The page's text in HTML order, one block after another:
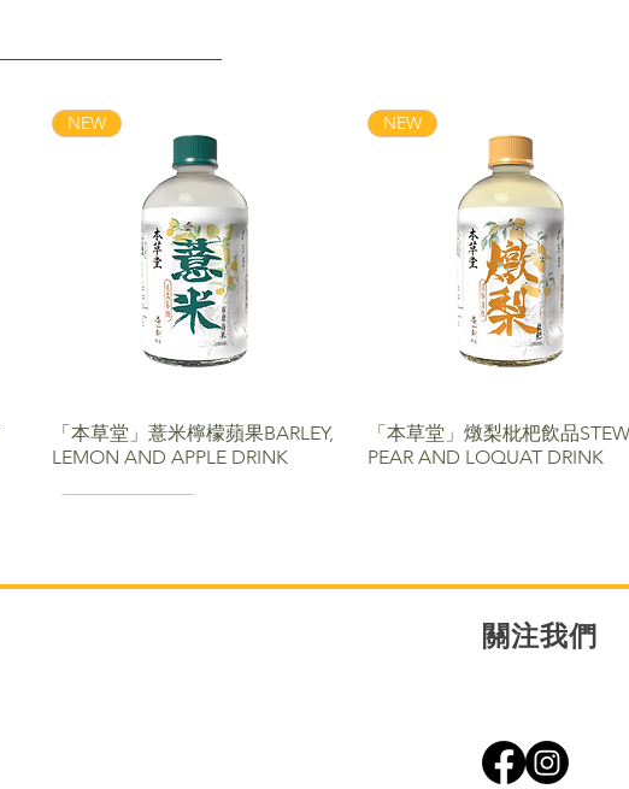
NEW
「本草堂」薏米檸檬蘋果BARLEY,
LEMON AND APPLE DRINK
NEW
「本草堂」燉梨枇杷飲品
PEAR AND LOQUAT DRINK
關注我們​